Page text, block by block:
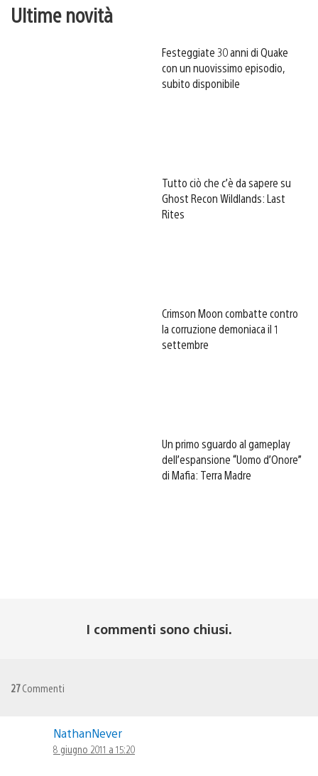
Ultime novità
Festeggiate 30 anni di Quake
con un nuovissimo episodio,
subito disponibile
Tutto ciò che c’è da sapere su
Ghost Recon Wildlands: Last
Rites
Crimson Moon combatte contro
la corruzione demoniaca il 1
settembre
Un primo sguardo al gameplay
dell’espansione “Uomo d’Onore”
di Mafia: Terra Madre
I commenti sono chiusi.
27Commenti
NathanNever
8 giugno 2011 a 15:20